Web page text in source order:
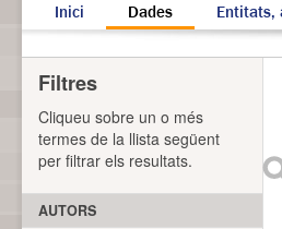
Inici Dades Entitats,
Filtres
Cliqueu sobre un o més
termes de la llista següent
per filtrar els resultats.
AUTORS